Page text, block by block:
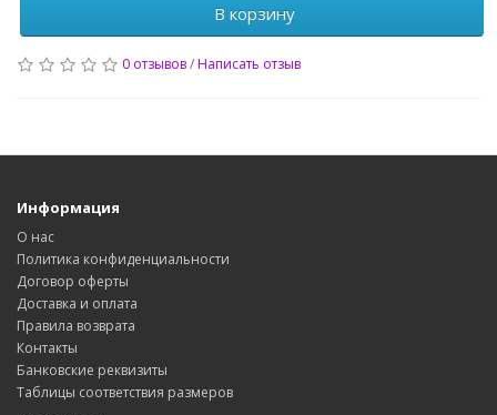
В корзину
0 отзывов/Написать отзыв
Информация
О нас
Политика конфиденциальности
Договор оферты
Доставка и оплата
Правила возврата
Контакты
Банковские реквизиты
Таблицы соответствия размеров